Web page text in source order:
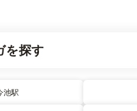
を探す
池駅